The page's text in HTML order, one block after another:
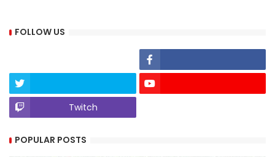
FOLLOW US
Twitch
POPULAR POSTS